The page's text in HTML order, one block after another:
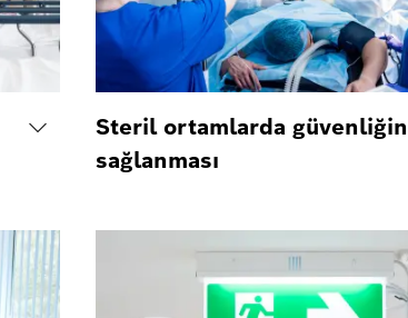
Steril ortamlarda güvenliğin
sağlanması